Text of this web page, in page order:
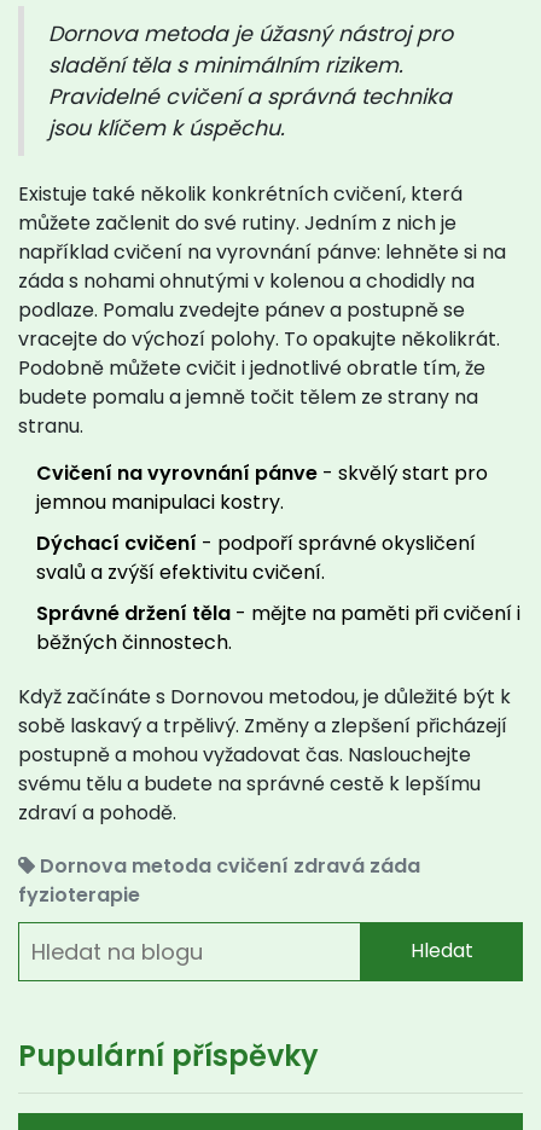
Dornova metoda je úžasný nástroj pro
sladění těla s minimálním rizikem.
Pravidelné cvičení a správná technika
jsou klíčem k úspěchu.
Existuje také několik konkrétních cvičení, která
můžete začlenit do své rutiny. Jedním z nich je
například cvičení na vyrovnání pánve: lehněte si na
záda s nohami ohnutými v kolenou a chodidly na
podlaze. Pomalu zvedejte pánev a postupně se
vracejte do výchozí polohy. To opakujte několikrát.
Podobně můžete cvičit i jednotlivé obratle tím, že
budete pomalu a jemně točit tělem ze strany na
stranu.
Cvičení na vyrovnání pánve - skvělý start pro
jemnou manipulaci kostry.
Dýchací cvičení - podpoří správné okysličení
svalů a zvýší efektivitu cvičení.
Správné držení těla - mějte na paměti při cvičení i
běžných činnostech.
Když začínáte s Dornovou metodou, je důležité být k
sobě laskavý a trpělivý. Změny a zlepšení přicházejí
postupně a mohou vyžadovat čas. Naslouchejte
svému tělu a budete na správné cestě k lepšímu
zdraví a pohodě.
Dornova metoda cvičení zdravá záda
fyzioterapie
Hledat
Pupulární příspěvky